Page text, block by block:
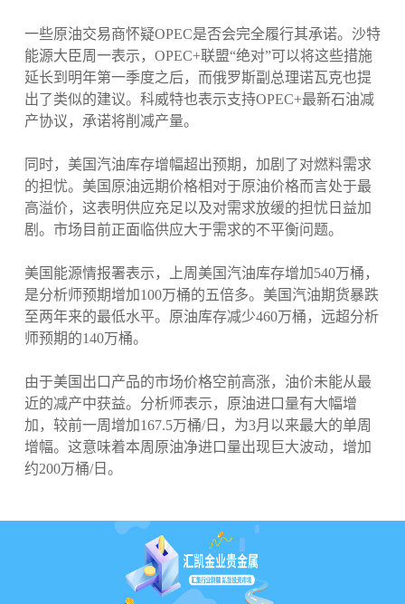
一些原油交易商怀疑OPEC是否会完全履行其承诺。沙特
能源大臣周一表示，OPEC+联盟“绝对”可以将这些措施
延长到明年第一季度之后，而俄罗斯副总理诺瓦克也提
出了类似的建议。科威特也表示支持OPEC+最新石油减
产协议，承诺将削减产量。
同时，美国汽油库存增幅超出预期，加剧了对燃料需求
的担忧。美国原油远期价格相对于原油价格而言处于最
高溢价，这表明供应充足以及对需求放缓的担忧日益加
剧。市场目前正面临供应大于需求的不平衡问题。
美国能源情报署表示，上周美国汽油库存增加540万桶，
是分析师预期增加100万桶的五倍多。美国汽油期货暴跌
至两年来的最低水平。原油库存减少460万桶，远超分析
师预期的140万桶。
由于美国出口产品的市场价格空前高涨，油价未能从最
近的减产中获益。分析师表示，原油进口量有大幅增
加，较前一周增加167.5万桶/日，为3月以来最大的单周
增幅。这意味着本周原油净进口量出现巨大波动，增加
约200万桶/日。